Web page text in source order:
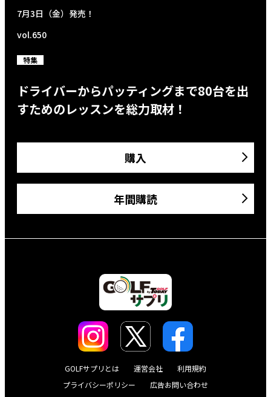
7月3日（金）発売！
vol.650
特集
ドライバーからパッティングまで80台を出
すためのレッスンを総力取材！
購入
年間購読
GOLFサプリとは 運営会社
利用規約
プライバシーポリシー
広告お問い合わせ